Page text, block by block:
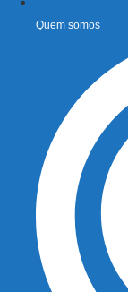
Quem somos